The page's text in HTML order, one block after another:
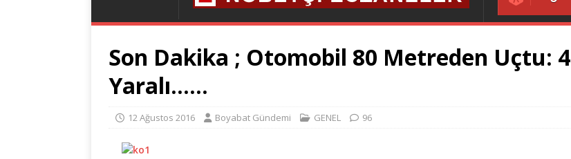
Son Dakika ; Otomobil 80 Metreden Uçtu: 4
Yaralı……
12 Ağustos 2016 Boyabat Gündemi GENEL 96